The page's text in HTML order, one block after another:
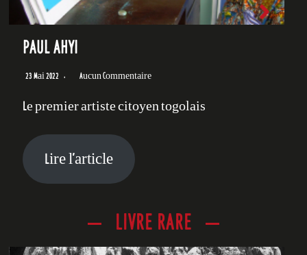
PAUL AHYI
23 Mai 2022 Aucun Commentaire
Le premier artiste citoyen togolais
Lire l’article
LIVRE RARE